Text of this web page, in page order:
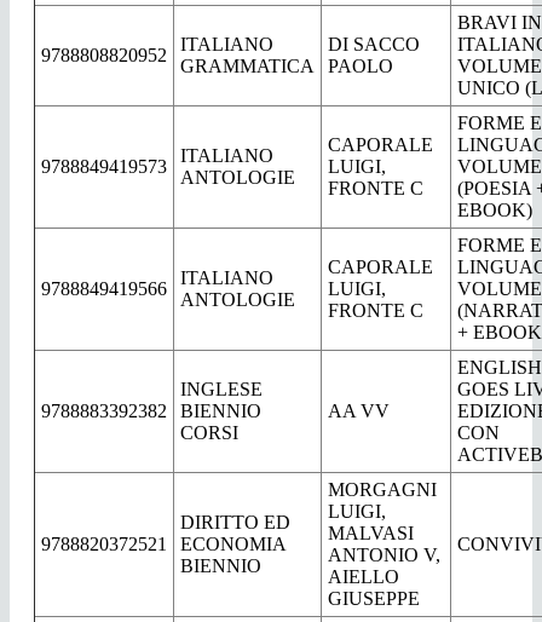
9788808820952
ITALIANO
GRAMMATICA
DI SACCO
PAOLO
BRAVI IN
VOLUME
UNICO
9788849419573
ITALIANO
ANTOLOGIE
CAPORALE
LUIGI,
FRONTE C
FORME E
(POESIA
EBOOK)
9788849419566
ITALIANO
ANTOLOGIE
CAPORALE
LUIGI,
FRONTE C
FORME E
+
9788883392382
INGLESE
BIENNIO
CORSI
AA VV
ENGLISH
GOES
CON
9788820372521
DIRITTO ED
ECONOMIA
BIENNIO
MORGAGNI
LUIGI,
MALVASI
ANTONIO V,
AIELLO
GIUSEPPE